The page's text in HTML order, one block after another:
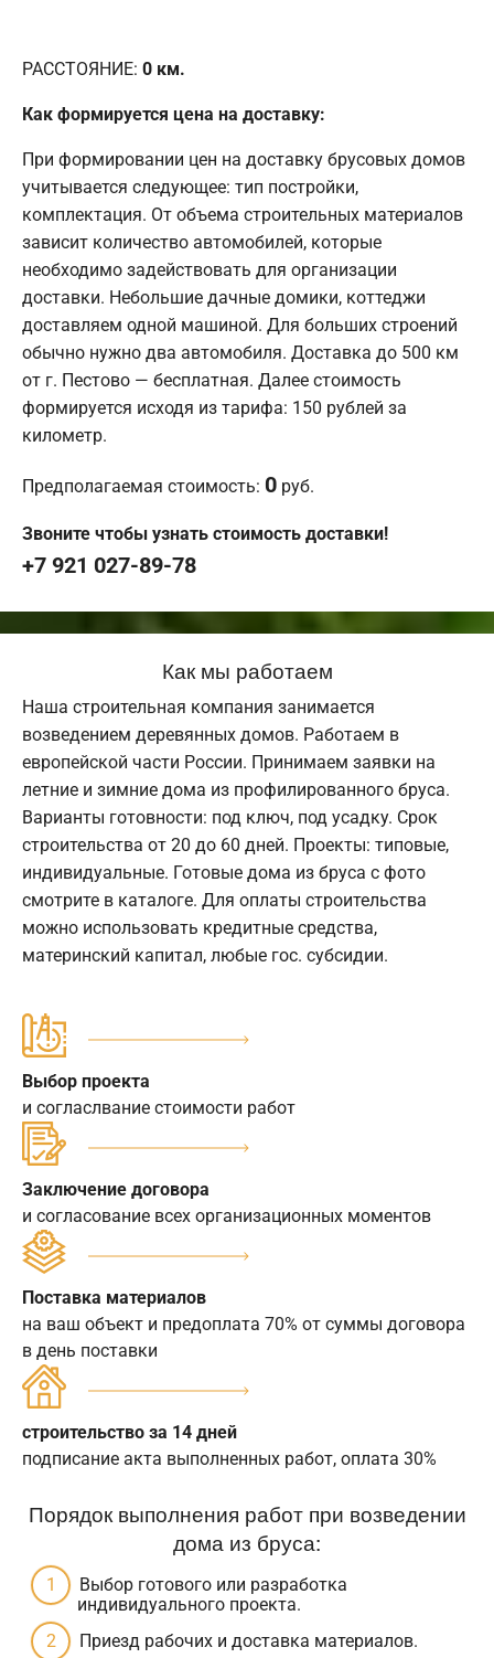
РАССТОЯНИЕ: 0 км.
Как формируется цена на доставку:
При формировании цен на доставку брусовых домов
учитывается следующее: тип постройки,
комплектация. От объема строительных материалов
зависит количество автомобилей, которые
необходимо задействовать для организации
доставки. Небольшие дачные домики, коттеджи
доставляем одной машиной. Для больших строений
обычно нужно два автомобиля. Доставка до 500 км
от г. Пестово — бесплатная. Далее стоимость
формируется исходя из тарифа: 150 рублей за
километр.
Предполагаемая стоимость: 0 руб.
Звоните чтобы узнать стоимость доставки!
+7 921 027-89-78
Как мы работаем
Наша строительная компания занимается
возведением деревянных домов. Работаем в
европейской части России. Принимаем заявки на
летние и зимние дома из профилированного бруса.
Варианты готовности: под ключ, под усадку. Срок
строительства от 20 до 60 дней. Проекты: типовые,
индивидуальные. Готовые дома из бруса с фото
смотрите в каталоге. Для оплаты строительства
можно использовать кредитные средства,
материнский капитал, любые гос. субсидии.
Выбор проекта
и согласлвание стоимости работ
Заключение договора
и согласование всех организационных моментов
Поставка материалов
на ваш объект и предоплата 70% от суммы договора
в день поставки
строительство за 14 дней
подписание акта выполненных работ, оплата 30%
Порядок выполнения работ при возведении
дома из бруса:
Выбор готового или разработка
индивидуального проекта.
Приезд рабочих и доставка материалов.